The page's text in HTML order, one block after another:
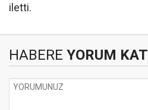
iletti.
HABERE YORUM KAT